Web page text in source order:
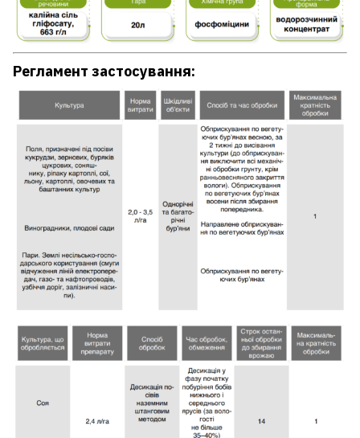
Регламент застосування: